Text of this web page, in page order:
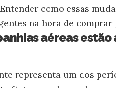
como essas
na hora de
aéreas
representa um dos